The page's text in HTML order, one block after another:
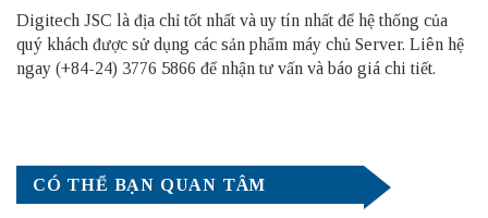
Digitech JSC là địa chỉ tốt nhất và uy tín nhất để hệ thống của
quý khách được sử dụng các sản phẩm máy chủ Server. Liên hệ
ngay (+84-24) 3776 5866 để nhận tư vấn và báo giá chi tiết.
CÓ THỂ BẠN QUAN TÂM